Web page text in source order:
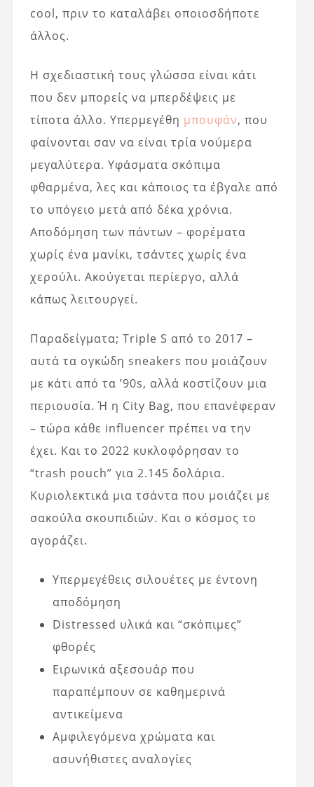
cool, πριν το καταλάβει οποιοσδήποτε
άλλος.
Η σχεδιαστική τους γλώσσα είναι κάτι
που δεν μπορείς να μπερδέψεις με
τίποτα άλλο. Υπερμεγέθη μπουφάν, που
φαίνονται σαν να είναι τρία νούμερα
μεγαλύτερα. Υφάσματα σκόπιμα
φθαρμένα, λες και κάποιος τα έβγαλε από
το υπόγειο μετά από δέκα χρόνια.
Αποδόμηση των πάντων – φορέματα
χωρίς ένα μανίκι, τσάντες χωρίς ένα
χερούλι. Ακούγεται περίεργο, αλλά
κάπως λειτουργεί.
Παραδείγματα; Triple S από το 2017 –
αυτά τα ογκώδη sneakers που μοιάζουν
με κάτι από τα ’90s, αλλά κοστίζουν μια
περιουσία. Ή η City Bag, που επανέφεραν
– τώρα κάθε influencer πρέπει να την
έχει. Και το 2022 κυκλοφόρησαν το
“trash pouch” για 2.145 δολάρια.
Κυριολεκτικά μια τσάντα που μοιάζει με
σακούλα σκουπιδιών. Και ο κόσμος το
αγοράζει.
Υπερμεγέθεις σιλουέτες με έντονη
αποδόμηση
Distressed υλικά και “σκόπιμες”
φθορές
Ειρωνικά αξεσουάρ που
παραπέμπουν σε καθημερινά
αντικείμενα
Αμφιλεγόμενα χρώματα και
ασυνήθιστες αναλογίες